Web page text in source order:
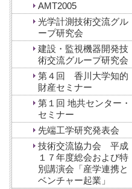
AMT2005
光学計測技術交流グル
ープ研究会
建設・監視機器開発技
術交流グループ研究会
第４回 香川大学知的
財産セミナー
第１回 地共センター・
セミナー
先端工学研究発表会
技術交流協力会 平成
１７年度総会および特
別講演会「産学連携と
ベンチャー起業」